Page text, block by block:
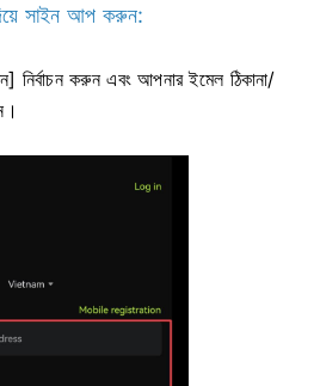
সাইন আপ করুন:
নির্বাচন করুন এবং আপনার ইমেল ঠিকানা/